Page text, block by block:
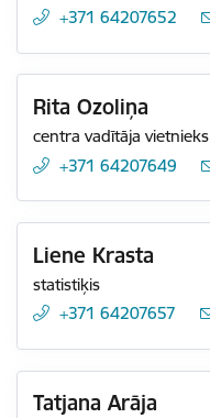
+371 64207652
Rita Ozoliņa
centra vadītāja vietnieks
+371 64207649
Liene Krasta
statistiķis
+371 64207657
Tatjana Arāja